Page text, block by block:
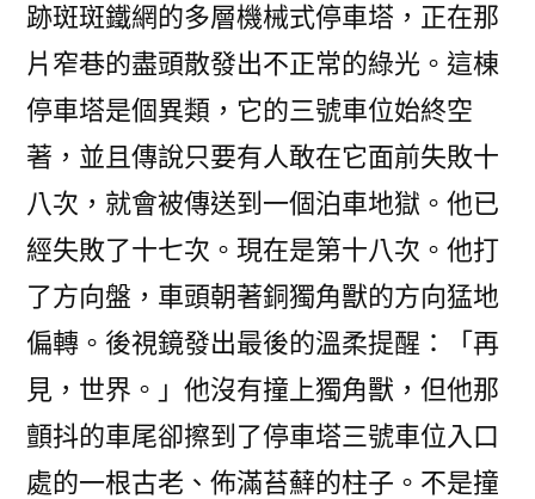
跡斑斑鐵網的多層機械式停車塔，正在那
片窄巷的盡頭散發出不正常的綠光。這棟
停車塔是個異類，它的三號車位始終空
著，並且傳說只要有人敢在它面前失敗十
八次，就會被傳送到一個泊車地獄。他已
經失敗了十七次。現在是第十八次。他打
了方向盤，車頭朝著銅獨角獸的方向猛地
偏轉。後視鏡發出最後的溫柔提醒：「再
見，世界。」他沒有撞上獨角獸，但他那
顫抖的車尾卻擦到了停車塔三號車位入口
處的一根古老、佈滿苔蘚的柱子。不是撞